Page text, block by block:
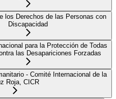
los Derechos de las Personas con
Discapacidad
para la Protección de Todas
las Desapariciones Forzadas
- Comité Internacional de la
Roja, CICR